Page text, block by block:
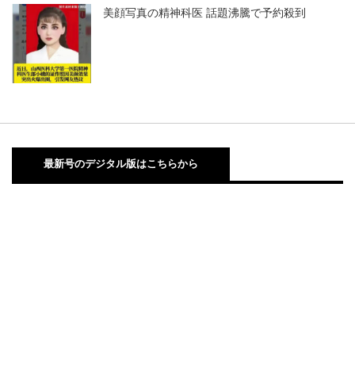
美顔写真の精神科医 話題沸騰で予約殺到
最新号のデジタル版はこちらから